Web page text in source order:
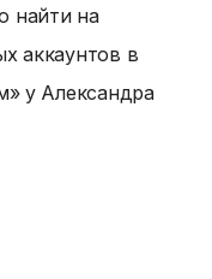
найти на
аккаунтов в
у Александра